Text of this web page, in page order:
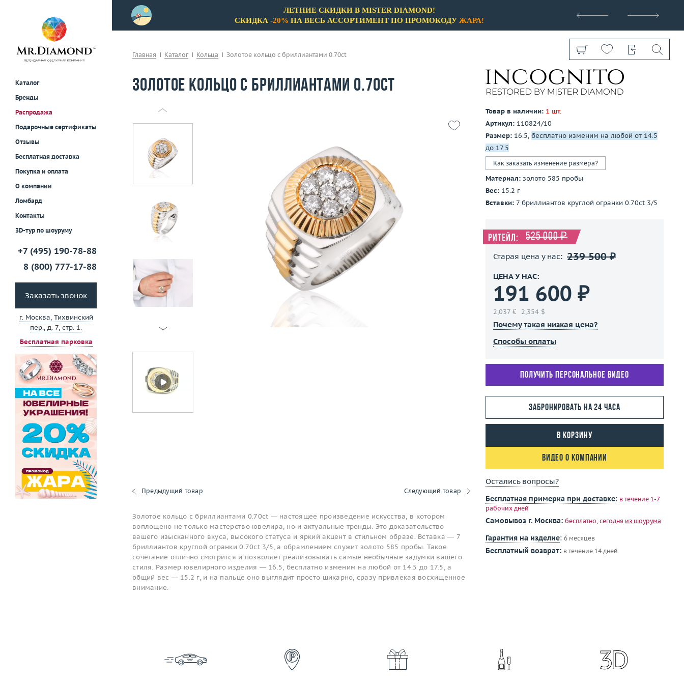
Каталог
Бренды
Распродажа
Подарочные сертификаты
Отзывы
Бесплатная доставка
Покупка и оплата
О компании
Ломбард
Контакты
3D-тур по шоуруму
+7 (495) 190-78-88
8 (800) 777-17-88
Заказать звонок
г. Москва, Тихвинский
пер., д. 7, стр. 1.
Бесплатная парковка
примерки!
ЛЕТНИЕ СКИДКИ В MISTER DIAMOND!
СКИДКА -20% НА ВЕСЬ АССОРТИМЕНТ ПО ПРОМОКОДУ ЖАРА!
Показать все
Главная Каталог Кольца Золотое кольцо с бриллиантами 0.70ct
Золотое кольцо с бриллиантами 0.70ct
Предыдущий товар Следующий товар
Золотое кольцо с бриллиантами 0.70ct — настоящее произведение искусства, в котором
воплощено не только мастерство ювелира, но и актуальные тренды. Это доказательство
вашего изысканного вкуса, высокого статуса и яркий акцент в стильном образе. Вставка — 7
бриллиантов круглой огранки 0.70ct 3/5, а обрамлением служит золото 585 пробы. Такое
сочетание отлично смотрится и позволяет реализовывать самые необычные задумки вашего
стиля. Размер ювелирного изделия — 16.5, бесплатно изменим на любой от 14.5 до 17.5, а
общий вес — 15.2 г, и на пальце оно выглядит просто шикарно, сразу привлекая восхищенное
внимание.
Товар в наличии: 1 шт.
Артикул: 110824/10
Размер: 16.5, бесплатно изменим на любой от 14.5
до 17.5
Как заказать изменение размера?
Материал: золото 585 пробы
Вес: 15.2 г
Вставки: 7 бриллиантов круглой огранки 0.70ct 3/5
Ритейл: 525 000 ₽
Старая цена у нас: 239 500 ₽
ЦЕНА У НАС:
191 600 ₽
2,037 € 2,354 $
Почему такая низкая цена?
Способы оплаты
Получить персональное видео
Забронировать на 24 часа
В корзину
Видео о компании
Остались вопросы?
Бесплатная примерка при доставке: в течение 1-7
рабочих дней
Самовывоз г. Москва: бесплатно, сегодня из шоурума
Гарантия на изделие: 6 месяцев
Бесплатный возврат: в течение 14 дней